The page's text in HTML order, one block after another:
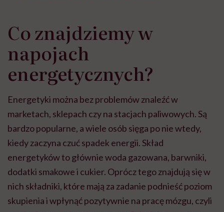
Co znajdziemy w
napojach
energetycznych?
Energetyki można bez problemów znaleźć w
marketach, sklepach czy na stacjach paliwowych. Są
bardzo popularne, a wiele osób sięga po nie wtedy,
kiedy zaczyna czuć spadek energii. Skład
energetyków to głównie woda gazowana, barwniki,
dodatki smakowe i cukier. Oprócz tego znajdują się w
nich składniki, które mają za zadanie podnieść poziom
skupienia i wpłynąć pozytywnie na pracę mózgu, czyli